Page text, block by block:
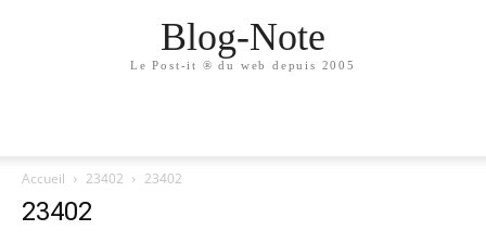
Blog-Note
Le Post-it ® du web depuis 2005
Accueil 23402 23402
23402